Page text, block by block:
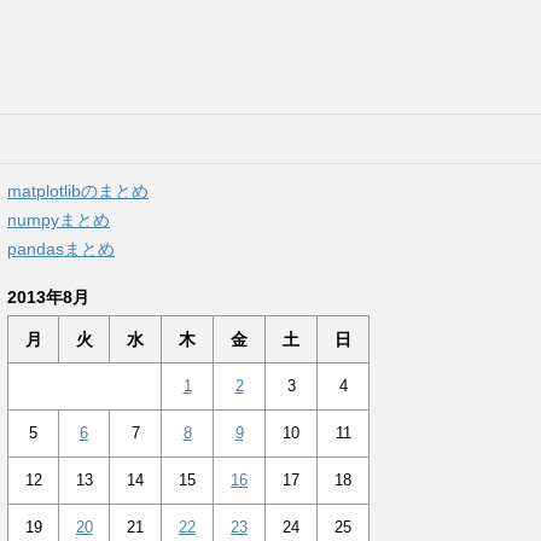
matplotlibのまとめ
numpyまとめ
pandasまとめ
2013年8月
月 火 水 木 金 土 日
1 2 3 4
5 6 7 8 9 10 11
12 13 14 15 16 17 18
19 20 21 22 23 24 25